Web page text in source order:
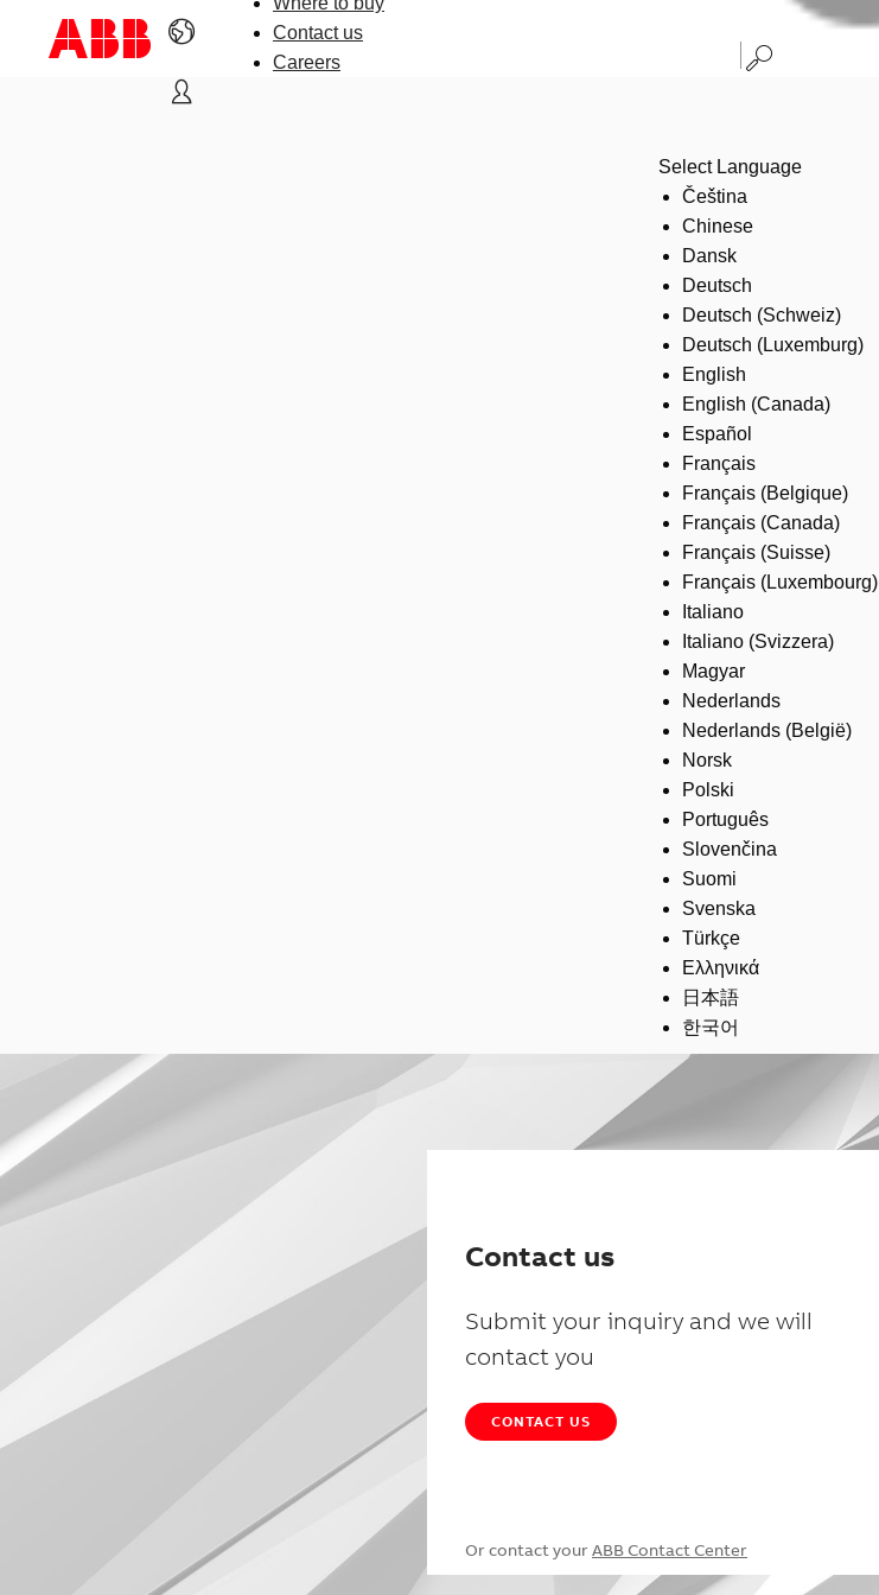
Contact us
Careers
Select Language
Čeština
Chinese
Dansk
Deutsch
Deutsch (Schweiz)
Deutsch (Luxemburg)
English
English (Canada)
Español
Français
Français (Belgique)
Français (Canada)
Français (Suisse)
Français (Luxembourg)
Italiano
Italiano (Svizzera)
Magyar
Nederlands
Nederlands (België)
Norsk
Polski
Português
Slovenčina
Suomi
Svenska
Türkçe
Ελληνικά
日本語
한국어
Contact us
Submit your inquiry and we will
contact you
CONTACT US
Or contact your ABB Contact Center